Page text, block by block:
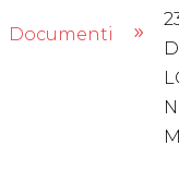
Documenti 9